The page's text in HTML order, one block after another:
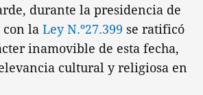
durante la presidencia de
la Ley N.º27.399 se ratificó
inamovible de esta fecha,
cultural y religiosa en